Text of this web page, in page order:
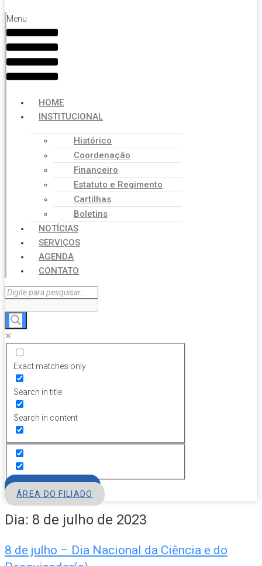
Menu
HOME
INSTITUCIONAL
Histórico
Coordenação
Financeiro
Estatuto e Regimento
Cartilhas
Boletins
NOTÍCIAS
SERVIÇOS
AGENDA
CONTATO
Exact matches only
Search in title
Search in content
ÁREA DO FILIADO
Dia: 8 de julho de 2023
8 de julho – Dia Nacional da Ciência e do